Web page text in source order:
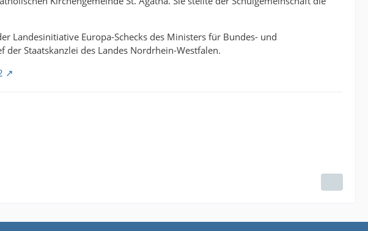
Landesinitiative Europa-Schecks des Ministers für Bundes- und
Staatskanzlei des Landes Nordrhein-Westfalen.